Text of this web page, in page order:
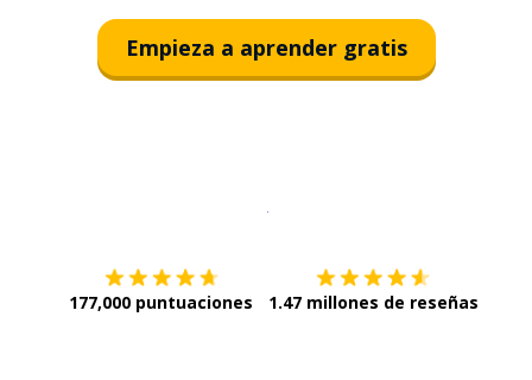
Empieza a aprender gratis
177,000 puntuaciones 1.47 millones de reseñas